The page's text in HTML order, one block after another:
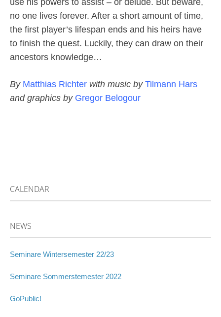
use his powers to assist – or delude. But beware,
no one lives forever. After a short amount of time,
the first player’s lifespan ends and his heirs have
to finish the quest. Luckily, they can draw on their
ancestors knowledge…
By Matthias Richter with music by Tilmann Hars
and graphics by Gregor Belogour
CALENDAR
NEWS
Seminare Wintersemester 22/23
Seminare Sommerstemester 2022
GoPublic!